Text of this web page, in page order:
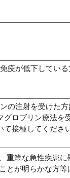
疫が低下してい
の注射を受けた
グロブリン療法を
接種してください
重篤な急性疾患
とが明らかな方